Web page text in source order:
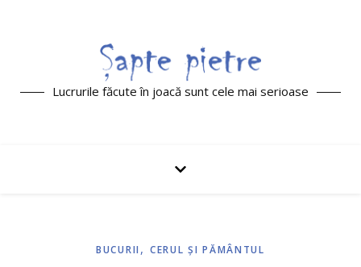
Lucrurile făcute în joacă sunt cele mai serioase
BUCURII , CERUL ŞI PĂMÂNTUL